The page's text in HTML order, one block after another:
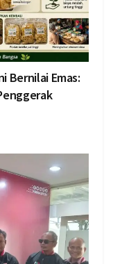
Bernilai Emas: